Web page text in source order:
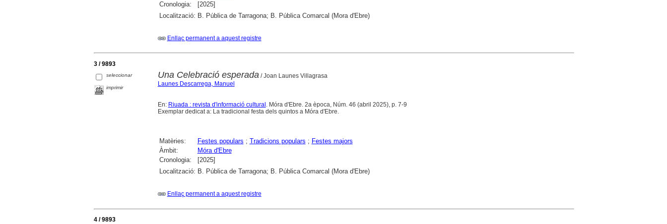
Cronologia:
[2025]
Localització: B. Pública de Tarragona; B. Pública Comarcal (Mora d'Ebre)
Enllaç permanent a aquest registre
3 / 9893
seleccionar
imprimir
Una Celebració esperada/ Joan Launes Villagrasa
Launes Descarrega, Manuel
En: Riuada : revista d'informació cultural . Móra d'Ebre. 2a època, Núm. 46 (abril 2025), p. 7-9
Exemplar dedicat a: La tradicional festa dels quintos a Móra d'Ebre.
Matèries: Festes populars ; Tradicions populars ; Festes majors
Àmbit:
Móra d'Ebre
Cronologia:
[2025]
Localització: B. Pública de Tarragona; B. Pública Comarcal (Mora d'Ebre)
Enllaç permanent a aquest registre
4 / 9893